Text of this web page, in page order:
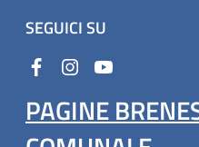
SEGUICI SU
PAGINE